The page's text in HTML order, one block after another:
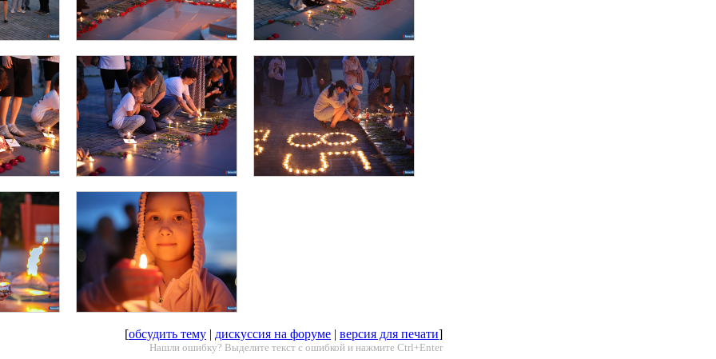
[обсудить тему | дискуссия на форуме | версия для печати]
Нашли ошибку? Выделите текст с ошибкой и нажмите Ctrl+Enter